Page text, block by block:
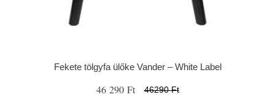
Fekete tölgyfa ülőke Vander – White Label
46 290 Ft 46290 Ft